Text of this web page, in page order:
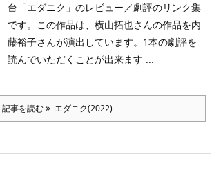
台「エダニク」のレビュー／劇評のリンク集
です。この作品は、横山拓也さんの作品を内
藤裕子さんが演出しています。1本の劇評を
読んでいただくことが出来ます ...
記事を読む エダニク(2022)